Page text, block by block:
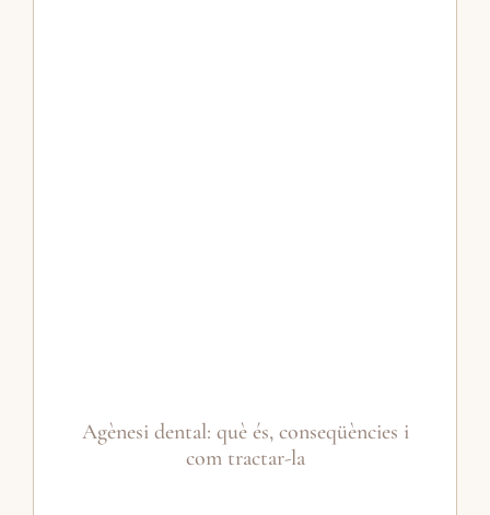
Agènesi dental: què és, conseqüències i
com tractar-la